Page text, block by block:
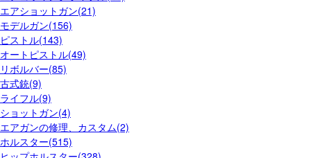
エアショットガン(21)
モデルガン(156)
ピストル(143)
オートピストル(49)
リボルバー(85)
古式銃(9)
ライフル(9)
ショットガン(4)
エアガンの修理、カスタム(2)
ホルスター(515)